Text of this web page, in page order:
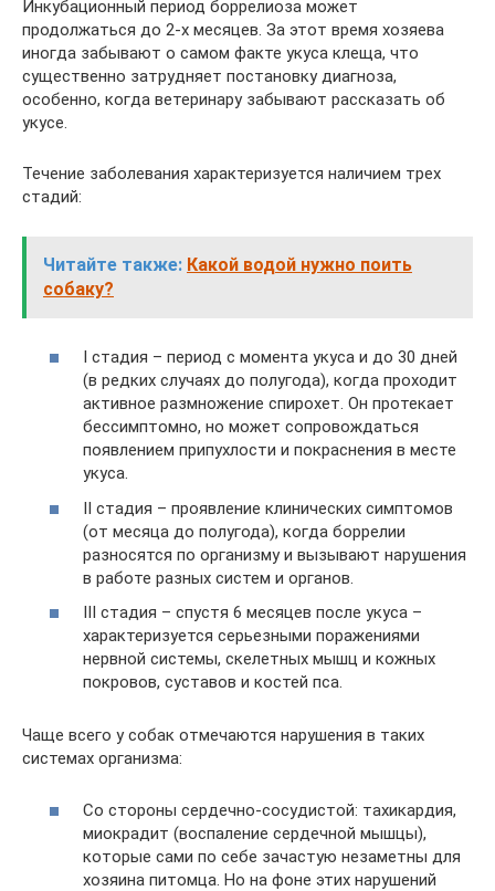
Инкубационный период боррелиоза может
продолжаться до 2-х месяцев. За этот время хозяева
иногда забывают о самом факте укуса клеща, что
существенно затрудняет постановку диагноза,
особенно, когда ветеринару забывают рассказать об
укусе.
Течение заболевания характеризуется наличием трех
стадий:
Читайте также: Какой водой нужно поить
собаку?
I стадия – период с момента укуса и до 30 дней
(в редких случаях до полугода), когда проходит
активное размножение спирохет. Он протекает
бессимптомно, но может сопровождаться
появлением припухлости и покраснения в месте
укуса.
II стадия – проявление клинических симптомов
(от месяца до полугода), когда боррелии
разносятся по организму и вызывают нарушения
в работе разных систем и органов.
III стадия – спустя 6 месяцев после укуса –
характеризуется серьезными поражениями
нервной системы, скелетных мышц и кожных
покровов, суставов и костей пса.
Чаще всего у собак отмечаются нарушения в таких
системах организма:
Со стороны сердечно-сосудистой: тахикардия,
миокрадит (воспаление сердечной мышцы),
которые сами по себе зачастую незаметны для
хозяина питомца. Но на фоне этих нарушений